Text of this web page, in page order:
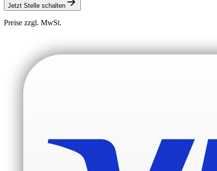
Jetzt Stelle schalten
Preise zzgl. MwSt.